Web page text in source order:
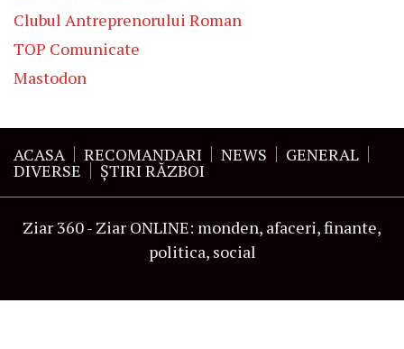
Clubul Antreprenorului Roman
TOP Comunicate
Mastodon
ACASA RECOMANDARI NEWS GENERAL
DIVERSE ŞTIRI RĂZBOI
Ziar 360 - Ziar ONLINE: monden, afaceri, finante,
politica, social